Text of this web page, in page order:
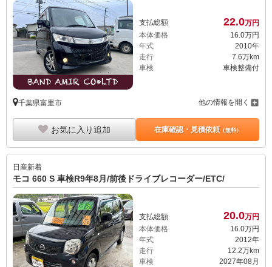
支払総額 22.0万円
本体価格
16.0万円
年式
2010年
走行
7.6万km
車検
車検整備付
千葉県富里市 他の情報を開く
お気に入り追加 在庫確認・見積依頼（無料）
日産新着
モコ 660 S 車検R9年8月/前後ドライブレコーダー/ETC/
支払総額 20.0万円
本体価格
16.0万円
年式
2012年
走行
12.2万km
車検
2027年08月